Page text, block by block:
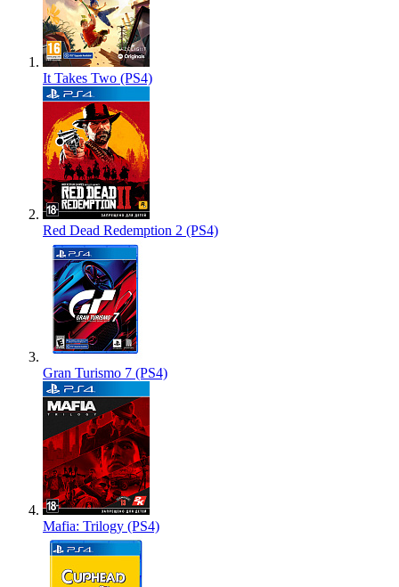
It Takes Two (PS4)
Red Dead Redemption 2 (PS4)
Gran Turismo 7 (PS4)
Mafia: Trilogy (PS4)